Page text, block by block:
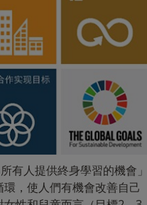
人提供終身學習的機會」
，使人們有機會改善自己